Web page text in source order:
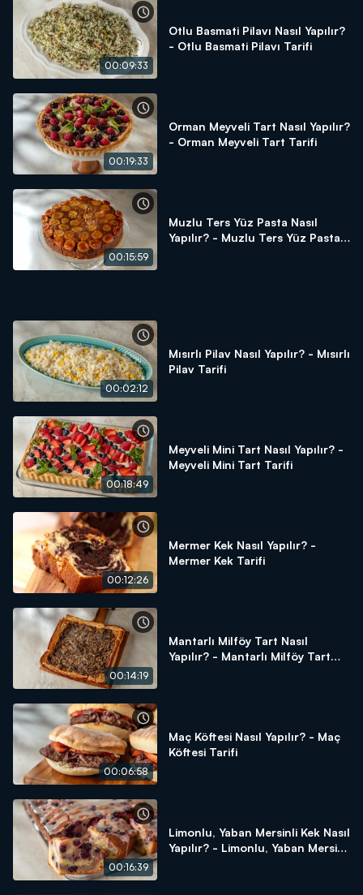
00:09:33
Otlu Basmati Pilavı Nasıl Yapılır?
- Otlu Basmati Pilavı Tarifi
00:19:33
Orman Meyveli Tart Nasıl Yapılır?
- Orman Meyveli Tart Tarifi
00:15:59
Muzlu Ters Yüz Pasta Nasıl
Yapılır? - Muzlu Ters Yüz Pasta
00:02:12
Mısırlı Pilav Nasıl Yapılır? - Mısırlı
Pilav Tarifi
00:18:49
Meyveli Mini Tart Nasıl Yapılır? -
Meyveli Mini Tart Tarifi
00:12:26
Mermer Kek Nasıl Yapılır? -
Mermer Kek Tarifi
00:14:19
Mantarlı Milföy Tart Nasıl
Yapılır? - Mantarlı Milföy Tart
00:06:58
Maç Köftesi Nasıl Yapılır? - Maç
Köftesi Tarifi
00:16:39
Limonlu, Yaban Mersinli Kek Nasıl
Yapılır? - Limonlu, Yaban Mersinli